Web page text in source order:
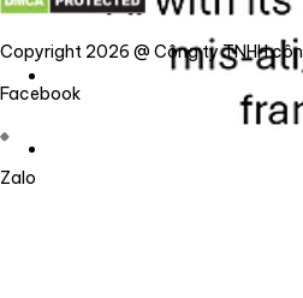
Copyright 2026 @ Công ty TNHH
Facebook
Zalo